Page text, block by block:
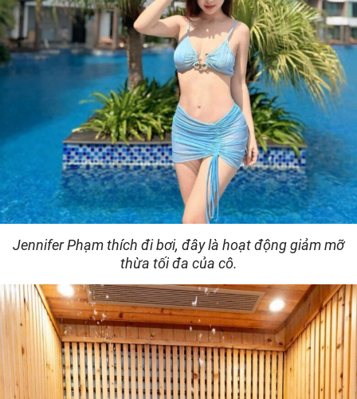
Jennifer Phạm thích đi bơi, đây là hoạt động giảm mỡ
thừa tối đa của cô.